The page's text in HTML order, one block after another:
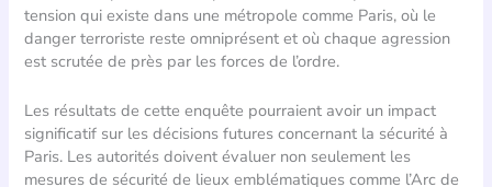
tension qui existe dans une métropole comme Paris, où le
danger terroriste reste omniprésent et où chaque agression
est scrutée de près par les forces de l’ordre.
Les résultats de cette enquête pourraient avoir un impact
significatif sur les décisions futures concernant la sécurité à
Paris. Les autorités doivent évaluer non seulement les
mesures de sécurité de lieux emblématiques comme l’Arc de